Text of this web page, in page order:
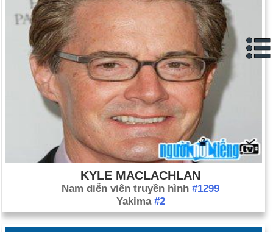
KYLE MACLACHLAN
Nam diễn viên truyền hình #1299
Yakima #2